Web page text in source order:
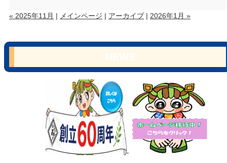
« 2025年11月 | メインページ | アーカイブ | 2026年1月 »